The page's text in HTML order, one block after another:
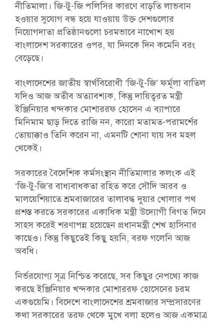
নীতিমালা। জি-টু-জি পলিসির কারণে বাড়তি লাভবান
হওয়ার সুযোগ বন্ধ হয়ে যাওয়ায় উক্ত দেশগুলোর
নিয়োগদাতা প্রতিষ্ঠানগুলো চরমভাবে নাখোশ হয়
বাংলাদেশ সরকারের ওপর, যা দিনকে দিন কমেনি বরং
বেড়েছে।
বাংলাদেশের জাতীয় স্বার্থবিরোধী ‘জি-টু-জি’ ফর্মূলা বাতিল
যদিও আজ অতীব অত্যাবশ্যক, কিন্তু দায়িত্বরত মন্ত্রী
ইঞ্জিনিয়ার খন্দকার মোশাররফ হোসেন এ ব্যাপারে
মিনিমাম ছাড় দিতে রাজি নন, কারো মতামত-পরামর্শের
তোয়াক্কাও তিনি করেন না, এমনটি শোনা যায় সব মহল
থেকেই।
সরকারের বৈদেশিক কর্মসংস্থান নীতিমালার কলংক এই
‘জি-টু-জি’র বাধ্যবাধকতা রহিত করে সৌদি আরব ও
মালয়েশিয়াতে শ্রমবাজারের তালাবদ্ধ দুয়ার খোলার পথ
প্রশস্ত করতে সরকারের একাধিক মন্ত্রী উদ্যোগী বিগত দিনে
সাহস করেই শরণাপন্ন হয়েছেন প্রধানমন্ত্রী শেখ হাসিনার
কাছেও। কিন্তু কিছুতেই কিছু হয়নি, বরফ গলেনি আজ
অবধি।
নির্ভরযোগ্য সূত্র নিশ্চিত করেছে, সব কিছুর নেপথ্যে কাজ
করছে ইঞ্জিনিয়ার খন্দকার মোশাররফ হোসেনের চরম
একগুয়েমি। বিদেশে বাংলাদেশের শ্রমবাজার সম্প্রসারণের
কথা সরকারের তরফ থেকে মুখে বলা হলেও আজ একমাত্র